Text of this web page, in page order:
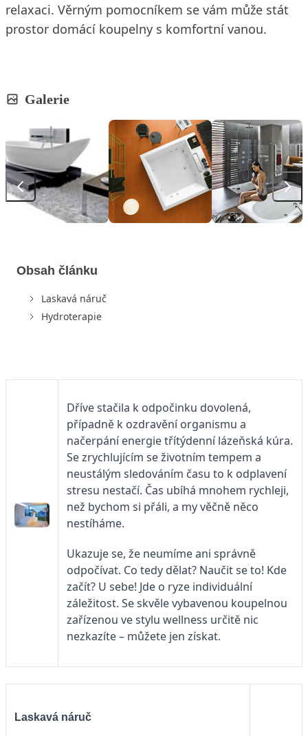
relaxaci. Věrným pomocníkem se vám může stát
prostor domácí koupelny s komfortní vanou.
Galerie
Obsah článku
Laskavá náruč
Hydroterapie
Dříve stačila k odpočinku dovolená,
případně k ozdravění organismu a
načerpání energie třítýdenní lázeňská kúra.
Se zrychlujícím se životním tempem a
neustálým sledováním času to k odplavení
stresu nestačí. Čas ubíhá mnohem rychleji,
než bychom si přáli, a my věčně něco
nestíháme.
Ukazuje se, že neumíme ani správně
odpočívat. Co tedy dělat? Naučit se to! Kde
začít? U sebe! Jde o ryze individuální
záležitost. Se skvěle vybavenou koupelnou
zařízenou ve stylu wellness určitě nic
nezkazíte – můžete jen získat.
Laskavá náruč